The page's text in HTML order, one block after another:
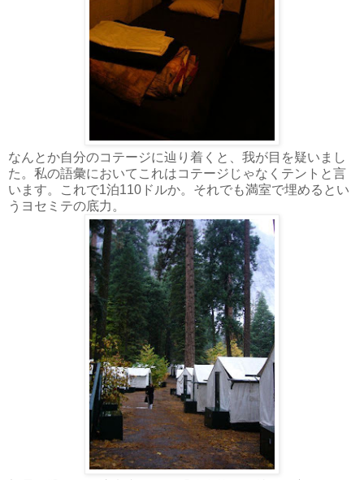
なんとか自分のコテージに辿り着くと、我が目を疑いまし
た。私の語彙においてこれはコテージじゃなくテントと言
います。これで1泊110ドルか。それでも満室で埋めるとい
うヨセミテの底力。